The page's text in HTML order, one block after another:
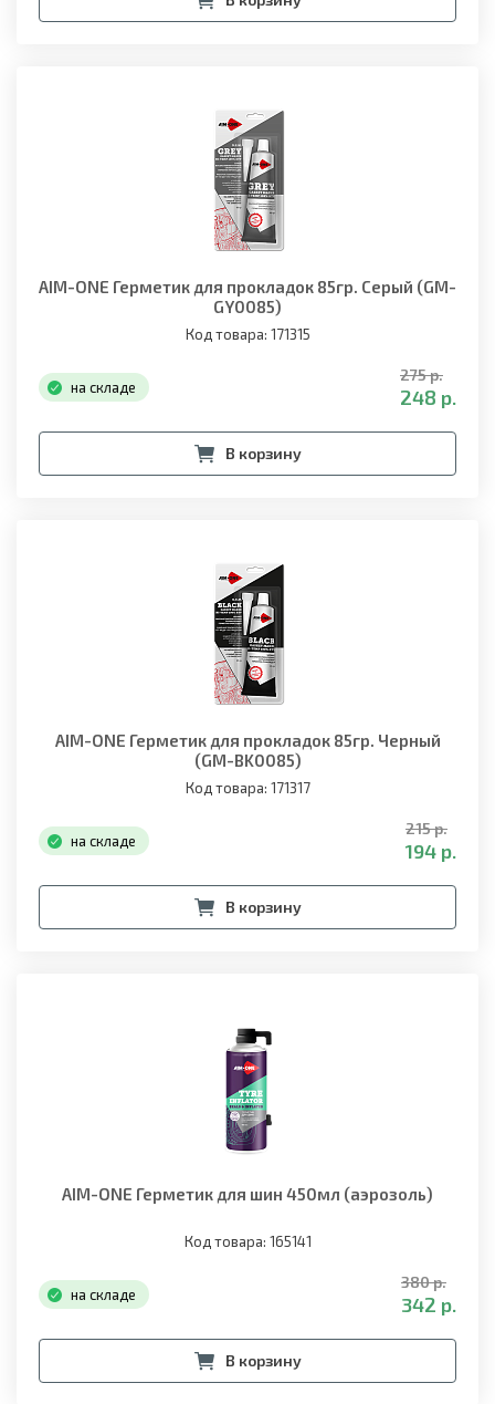
AIM-ONE Герметик для прокладок 85гр. Серый (GM-
GY0085)
Код товара: 171315
на складе
275 р.
248 р.
В корзину
AIM-ONE Герметик для прокладок 85гр. Черный
(GM-BK0085)
Код товара: 171317
на складе
215 р.
194 р.
В корзину
AIM-ONE Герметик для шин 450мл (аэрозоль)
Код товара: 165141
на складе
380 р.
342 р.
В корзину